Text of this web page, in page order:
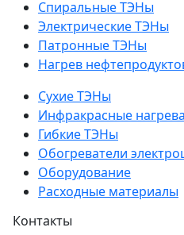
Спиральные ТЭНы
Электрические ТЭНы
Патронные ТЭНы
Нагрев
Сухие ТЭНы
Инфракрасные
Гибкие ТЭНы
Обогреватели
Оборудование
Расходные материалы
Контакты